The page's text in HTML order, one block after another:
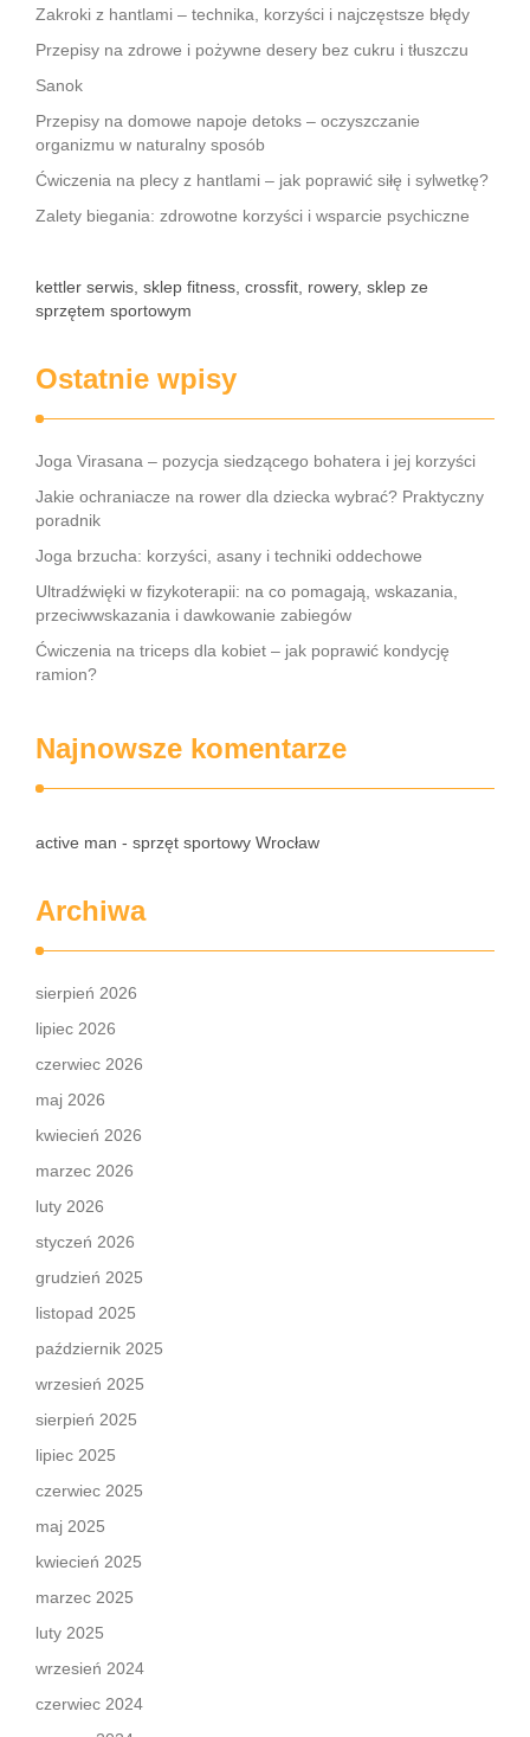
Zakroki z hantlami – technika, korzyści i najczęstsze błędy
Przepisy na zdrowe i pożywne desery bez cukru i tłuszczu
Sanok
Przepisy na domowe napoje detoks – oczyszczanie
organizmu w naturalny sposób
Ćwiczenia na plecy z hantlami – jak poprawić siłę i sylwetkę?
Zalety biegania: zdrowotne korzyści i wsparcie psychiczne
kettler serwis, sklep fitness, crossfit, rowery, sklep ze
sprzętem sportowym
Ostatnie wpisy
Joga Virasana – pozycja siedzącego bohatera i jej korzyści
Jakie ochraniacze na rower dla dziecka wybrać? Praktyczny
poradnik
Joga brzucha: korzyści, asany i techniki oddechowe
Ultradźwięki w fizykoterapii: na co pomagają, wskazania,
przeciwwskazania i dawkowanie zabiegów
Ćwiczenia na triceps dla kobiet – jak poprawić kondycję
ramion?
Najnowsze komentarze
active man - sprzęt sportowy Wrocław
Archiwa
sierpień 2026
lipiec 2026
czerwiec 2026
maj 2026
kwiecień 2026
marzec 2026
luty 2026
styczeń 2026
grudzień 2025
listopad 2025
październik 2025
wrzesień 2025
sierpień 2025
lipiec 2025
czerwiec 2025
maj 2025
kwiecień 2025
marzec 2025
luty 2025
wrzesień 2024
czerwiec 2024